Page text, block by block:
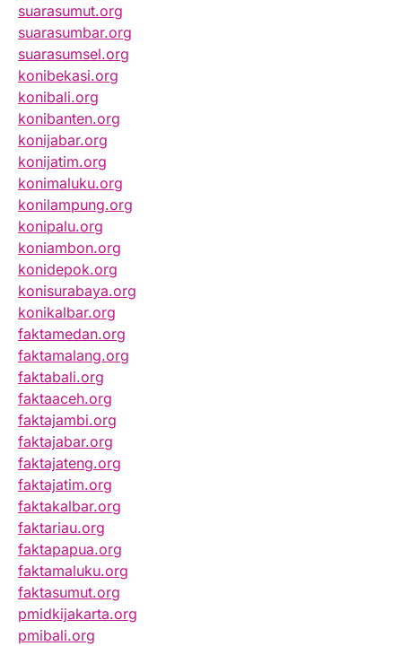
suarasumut.org
suarasumbar.org
suarasumsel.org
konibekasi.org
konibali.org
konibanten.org
konijabar.org
konijatim.org
konimaluku.org
konilampung.org
konipalu.org
koniambon.org
konidepok.org
konisurabaya.org
konikalbar.org
faktamedan.org
faktamalang.org
faktabali.org
faktaaceh.org
faktajambi.org
faktajabar.org
faktajateng.org
faktajatim.org
faktakalbar.org
faktariau.org
faktapapua.org
faktamaluku.org
faktasumut.org
pmidkijakarta.org
pmibali.org